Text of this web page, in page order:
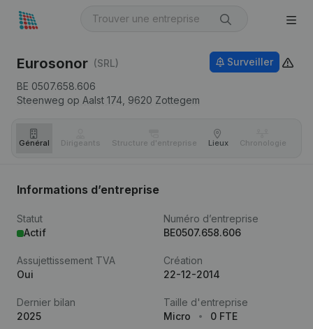
Eurosonor (SRL)
BE 0507.658.606
Steenweg op Aalst 174, 9620 Zottegem
Surveiller
Général Dirigeants Structure d'entreprise Lieux Chronologie
Informations d’entreprise
Statut
Actif
Numéro d’entreprise
BE0507.658.606
Assujettissement TVA
Oui
Création
22-12-2014
Dernier bilan
2025
Taille d'entreprise
Micro
0 FTE